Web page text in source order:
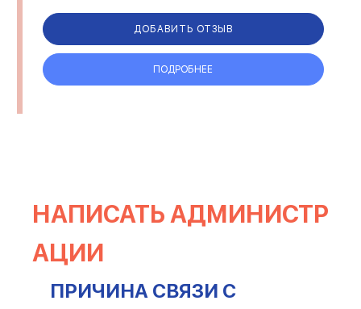
ДОБАВИТЬ ОТЗЫВ
ПОДРОБНЕЕ
НАПИСАТЬ АДМИНИСТР
АЦИИ
ПРИЧИНА СВЯЗИ С